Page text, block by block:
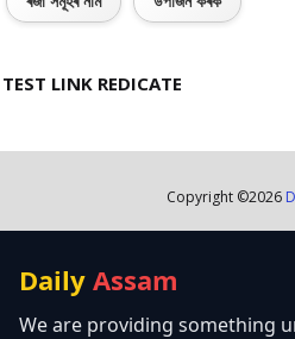
TEST LINK REDICATE
Copyright ©2026
Daily Assam
We are providing something